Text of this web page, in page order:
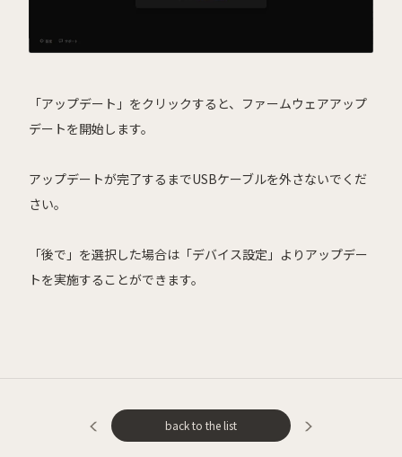
「アップデート」をクリックすると、ファームウェアアップ
デートを開始します。
アップデートが完了するまでUSBケーブルを外さないでくだ
さい。
「後で」を選択した場合は「デバイス設定」よりアップデー
トを実施することができます。
back to the list